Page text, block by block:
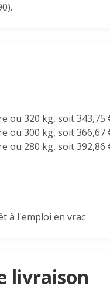
ou 320 kg, soit
ou 300 kg, soit
ou 280 kg, soit
à l'emploi en vrac
livraison